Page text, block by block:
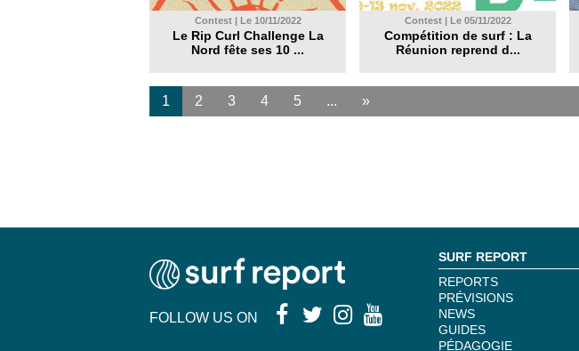
Contest | Le 10/11/2022
Le Rip Curl Challenge La
Nord fête ses 10 ...
Contest | Le 05/11/2022
Compétition de surf : La
Réunion reprend d...
1 2 3 4 5 ... »
FOLLOW US ON
SURF REPORT
REPORTS
PRÉVISIONS
NEWS
GUIDES
PÉDAGOGIE